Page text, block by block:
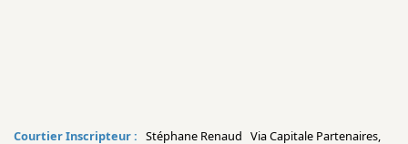
Courtier Inscripteur : Stéphane Renaud Via Capitale Partenaires,